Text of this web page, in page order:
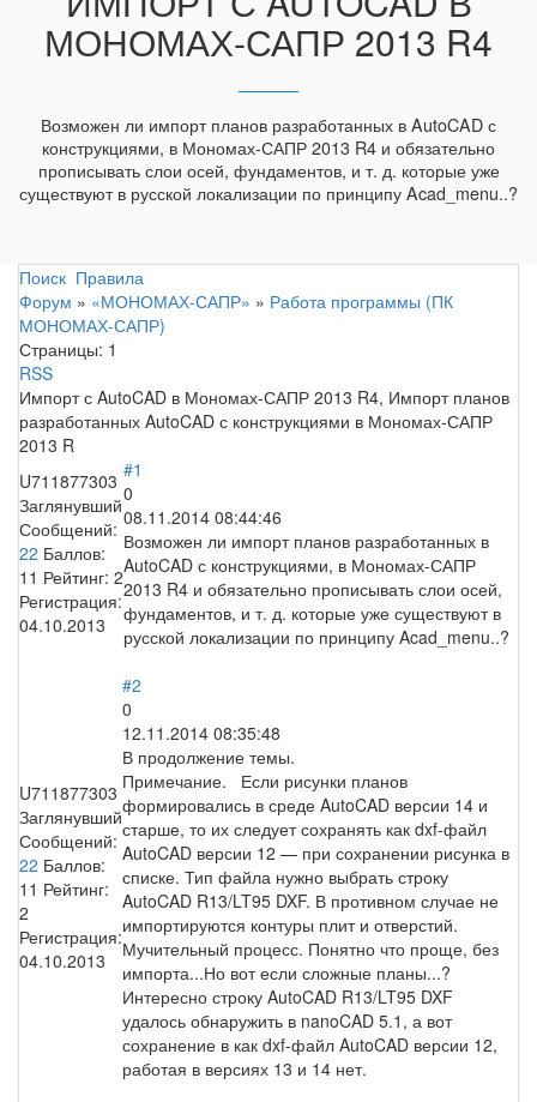
МОНОМАХ-САПР 2013 R4
Возможен ли импорт планов разработанных в AutoCAD с
конструкциями, в Мономах-САПР 2013 R4 и обязательно
прописывать слои осей, фундаментов, и т. д. которые уже
существуют в русской локализации по принципу Acad_menu..?
Поиск Правила
Форум » «МОНОМАХ-САПР» » Работа программы (ПК
МОНОМАХ-САПР)
Страницы: 1
RSS
Импорт с AutoCAD в Мономах-САПР 2013 R4, Импорт планов
разработанных AutoCAD с конструкциями в Мономах-САПР
2013 R
U711877303
Заглянувший
Сообщений:
22 Баллов:
11 Рейтинг: 2
Регистрация:
04.10.2013
#1
0
08.11.2014 08:44:46
Возможен ли импорт планов разработанных в
AutoCAD с конструкциями, в Мономах-САПР
2013 R4 и обязательно прописывать слои осей,
фундаментов, и т. д. которые уже существуют в
русской локализации по принципу Acad_menu..?
U711877303
Заглянувший
Сообщений:
22 Баллов:
11 Рейтинг:
2
Регистрация:
04.10.2013
#2
0
12.11.2014 08:35:48
В продолжение темы.
Примечание. Если рисунки планов
формировались в среде AutoCAD версии 14 и
старше, то их следует сохранять как dxf-файл
AutoCAD версии 12 — при сохранении рисунка в
списке. Тип файла нужно выбрать строку
AutoCAD R13/LT95 DXF. В противном случае не
импортируются контуры плит и отверстий.
Мучительный процесс. Понятно что проще, без
импорта...Но вот если сложные планы...?
Интересно строку AutoCAD R13/LT95 DXF
удалось обнаружить в nanoCAD 5.1, а вот
сохранение в как dxf-файл AutoCAD версии 12,
работая в версиях 13 и 14 нет.